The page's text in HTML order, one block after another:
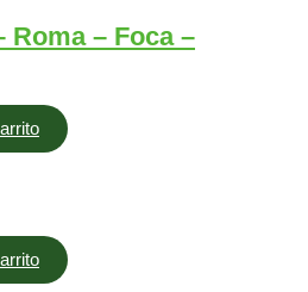
Roma – Foca –